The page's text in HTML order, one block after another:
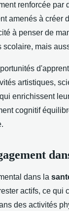
renforcée par
amenés à créer
à penser de
mais
artistiques,
enrichissent
cognitif
dans la
actifs, ce qui
des activités